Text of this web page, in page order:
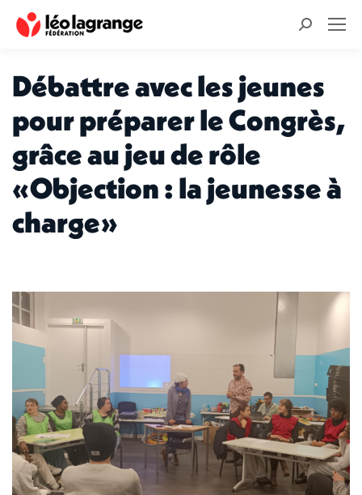
Recherche
Débattre avec les jeunes
pour préparer le Congrès,
grâce au jeu de rôle
«Objection : la jeunesse à
charge»